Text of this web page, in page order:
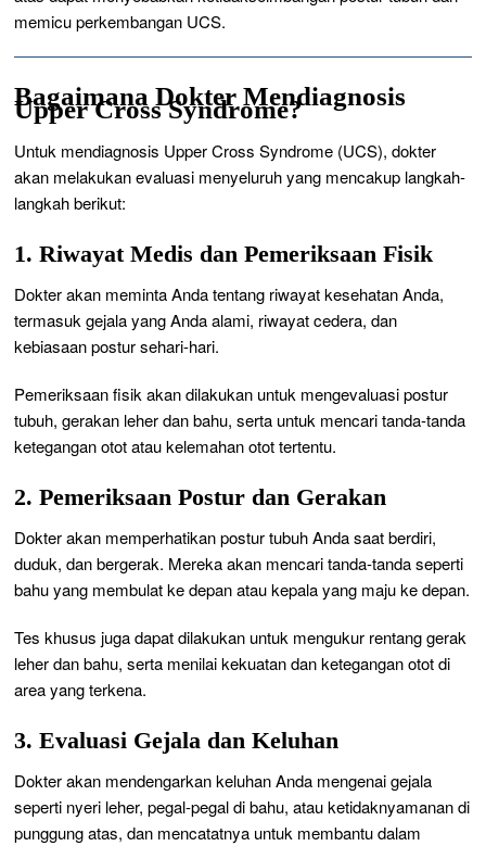
memicu perkembangan UCS.
Bagaimana Dokter Mendiagnosis
Upper Cross Syndrome?
Untuk mendiagnosis Upper Cross Syndrome (UCS), dokter
akan melakukan evaluasi menyeluruh yang mencakup langkah-
langkah berikut:
1. Riwayat Medis dan Pemeriksaan Fisik
Dokter akan meminta Anda tentang riwayat kesehatan Anda,
termasuk gejala yang Anda alami, riwayat cedera, dan
kebiasaan postur sehari-hari.
Pemeriksaan fisik akan dilakukan untuk mengevaluasi postur
tubuh, gerakan leher dan bahu, serta untuk mencari tanda-tanda
ketegangan otot atau kelemahan otot tertentu.
2. Pemeriksaan Postur dan Gerakan
Dokter akan memperhatikan postur tubuh Anda saat berdiri,
duduk, dan bergerak. Mereka akan mencari tanda-tanda seperti
bahu yang membulat ke depan atau kepala yang maju ke depan.
Tes khusus juga dapat dilakukan untuk mengukur rentang gerak
leher dan bahu, serta menilai kekuatan dan ketegangan otot di
area yang terkena.
3. Evaluasi Gejala dan Keluhan
Dokter akan mendengarkan keluhan Anda mengenai gejala
seperti nyeri leher, pegal-pegal di bahu, atau ketidaknyamanan di
punggung atas, dan mencatatnya untuk membantu dalam